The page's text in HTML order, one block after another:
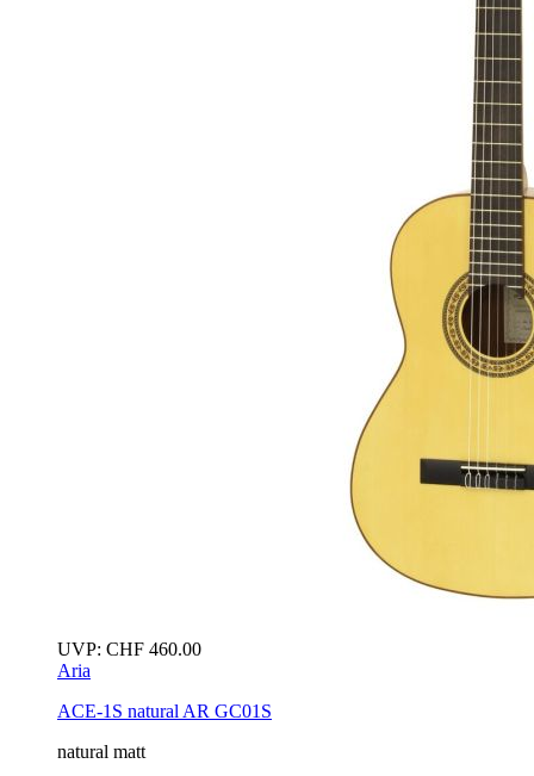
UVP: CHF 460.00
Aria
ACE-1S natural AR GC01S
natural matt